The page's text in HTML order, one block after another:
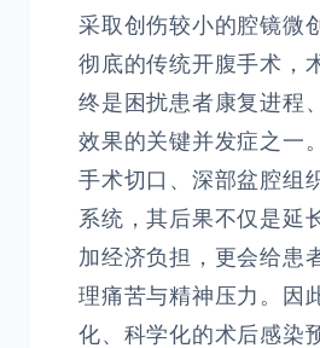
采取创伤较小的腔镜微
彻底的传统开腹手术，
终是困扰患者康复进程
效果的关键并发症之一
手术切口、深部盆腔组
系统，其后果不仅是延
加经济负担，更会给患
理痛苦与精神压力。因
化、科学化的术后感染